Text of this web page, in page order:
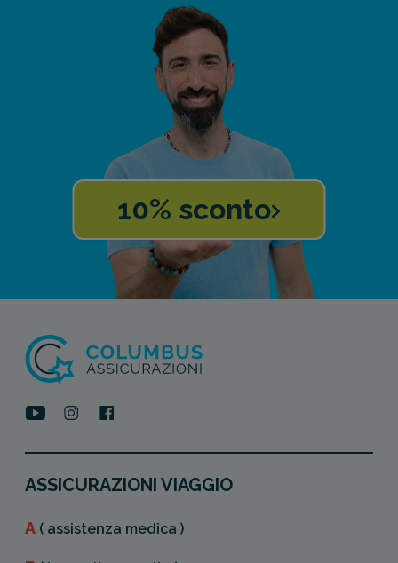
10% sconto
ASSICURAZIONI VIAGGIO
A ( assistenza medica )